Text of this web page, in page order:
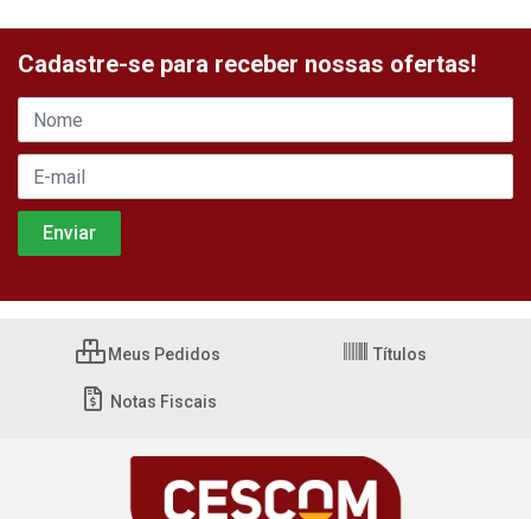
Cadastre-se para receber nossas ofertas!
Meus Pedidos Títulos
Notas Fiscais